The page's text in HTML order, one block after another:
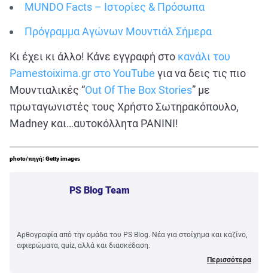
MUNDO Facts – Ιστορίες & Πρόσωπα
Πρόγραμμα Αγώνων Μουντιάλ Σήμερα
Κι έχει κι άλλο! Κάνε εγγραφή στο κανάλι του
Pamestoixima.gr στο YouTube για να δεις τις πιο
Μουντιαλικές “Out Of The Box Stories” με
πρωταγωνιστές τους Χρήστο Σωτηρακόπουλο,
Madney και…αυτοκόλλητα PANINI!
photo/πηγή: Getty images
PS Blog Team
Αρθογραφία από την ομάδα του PS Blog. Νέα για στοίχημα και καζίνο,
αφιερώματα, quiz, αλλά και διασκέδαση.
Περισσότερα